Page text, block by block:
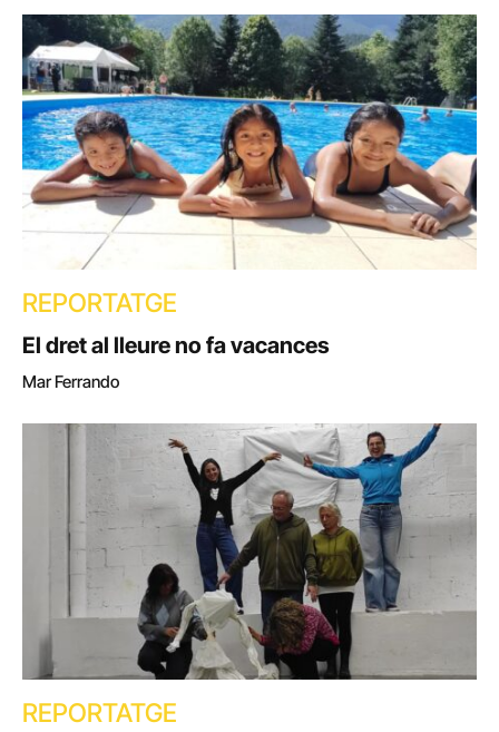
REPORTATGE
El dret al lleure no fa vacances
Mar Ferrando
REPORTATGE